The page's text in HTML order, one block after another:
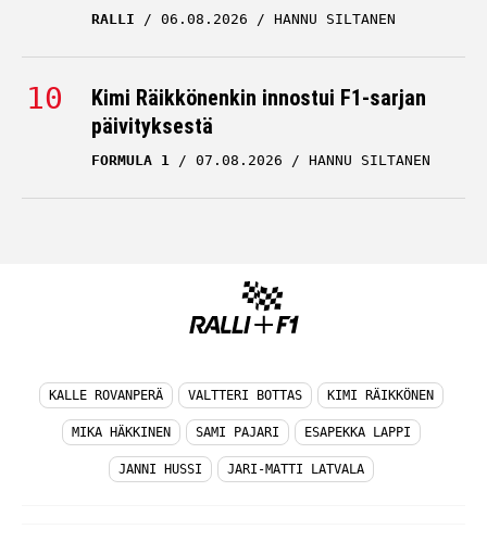
RALLI 06.08.2026 HANNU SILTANEN
Kimi Räikkönenkin innostui F1-sarjan
päivityksestä
FORMULA 1 07.08.2026 HANNU SILTANEN
KALLE ROVANPERÄ VALTTERI BOTTAS KIMI RÄIKKÖNEN
MIKA HÄKKINEN SAMI PAJARI ESAPEKKA LAPPI
JANNI HUSSI JARI-MATTI LATVALA